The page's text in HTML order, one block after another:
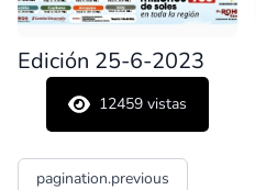
Edición 25-6-2023
12459 vistas
pagination.previous